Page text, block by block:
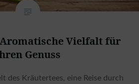
Vielfalt für
Genuss
des Kräutertees, eine Reise durch